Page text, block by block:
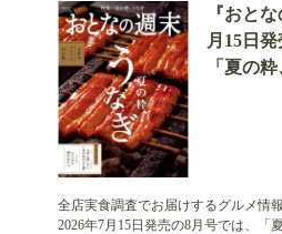
『おと
月15日
「夏の
全店実食調査でお届けするグルメ情
2026年7月15日発売の8月号では、「